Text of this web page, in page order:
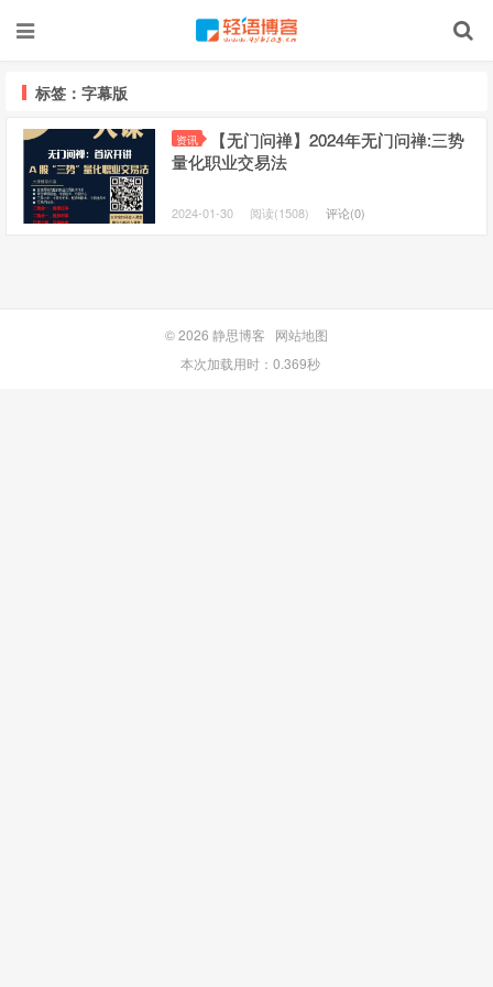
标签：字幕版
资讯
【无门问禅】2024年无门问禅:三势
量化职业交易法
2024-01-30 阅读(1508) 评论(0)
© 2026 静思博客
网站地图
本次加载用时：0.369秒